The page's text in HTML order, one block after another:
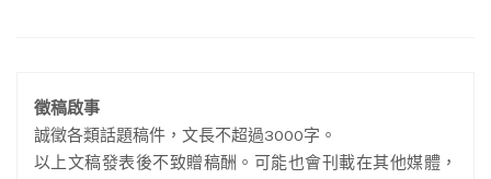
徵稿啟事
誠徵各類話題稿件，文長不超過3000字。
以上文稿發表後不致贈稿酬。可能也會刊載在其他媒體，